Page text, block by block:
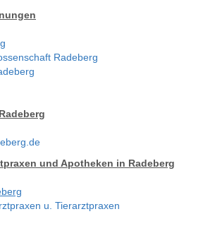
Radeberg
und Apotheken in Radeberg
u. Tierarztpraxen